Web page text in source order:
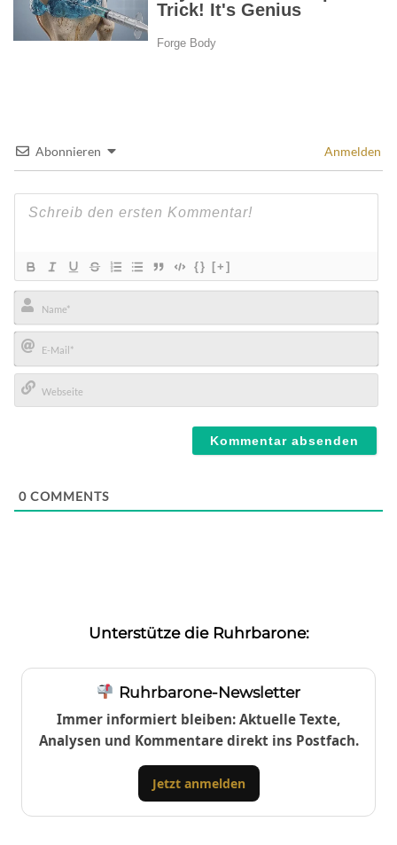
Abonnieren Anmelden
{} [+]
Name*
E-
Mail*
0 COMMENTS
Unterstütze die Ruhrbarone:
Ruhrbarone-Newsletter
Immer informiert bleiben: Aktuelle Texte,
Analysen und Kommentare direkt ins Postfach.
Jetzt anmelden